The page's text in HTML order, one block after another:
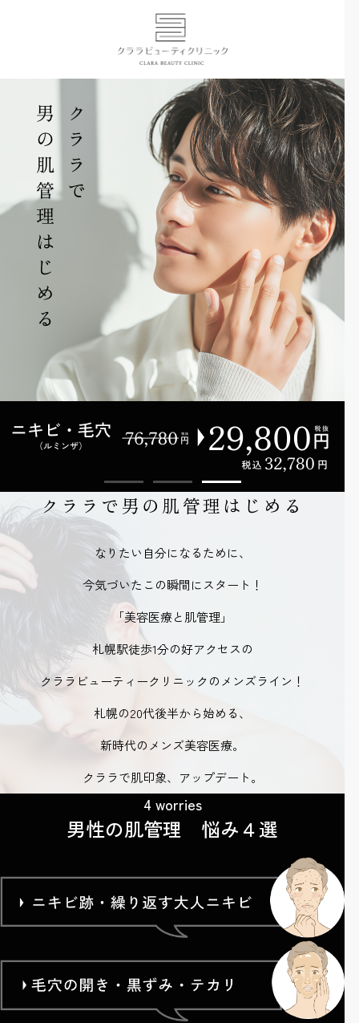
クララで男の肌管理はじめる
なりたい自分になるために、
今気づいたこの瞬間にスタート！
「美容医療と肌管理」
札幌駅徒歩1分の好アクセスの
クララビューティークリニックのメンズライン！
札幌の20代後半から始める、
新時代のメンズ美容医療。
クララで肌印象、アップデート。
4 worries
男性の肌管理 悩み４選